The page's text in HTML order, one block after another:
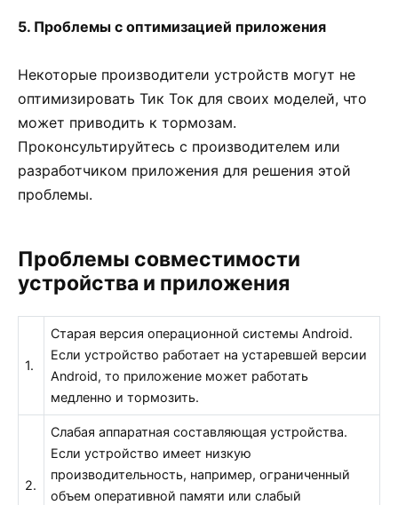
5. Проблемы с оптимизацией приложения
Некоторые производители устройств могут не
оптимизировать Тик Ток для своих моделей, что
может приводить к тормозам.
Проконсультируйтесь с производителем или
разработчиком приложения для решения этой
проблемы.
Проблемы совместимости
устройства и приложения
1.
Старая версия операционной системы Android.
Если устройство работает на устаревшей версии
Android, то приложение может работать
медленно и тормозить.
2.
Слабая аппаратная составляющая устройства.
Если устройство имеет низкую
производительность, например, ограниченный
объем оперативной памяти или слабый